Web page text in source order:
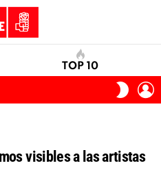
TOP 10
SKIN
visibles a las artistas